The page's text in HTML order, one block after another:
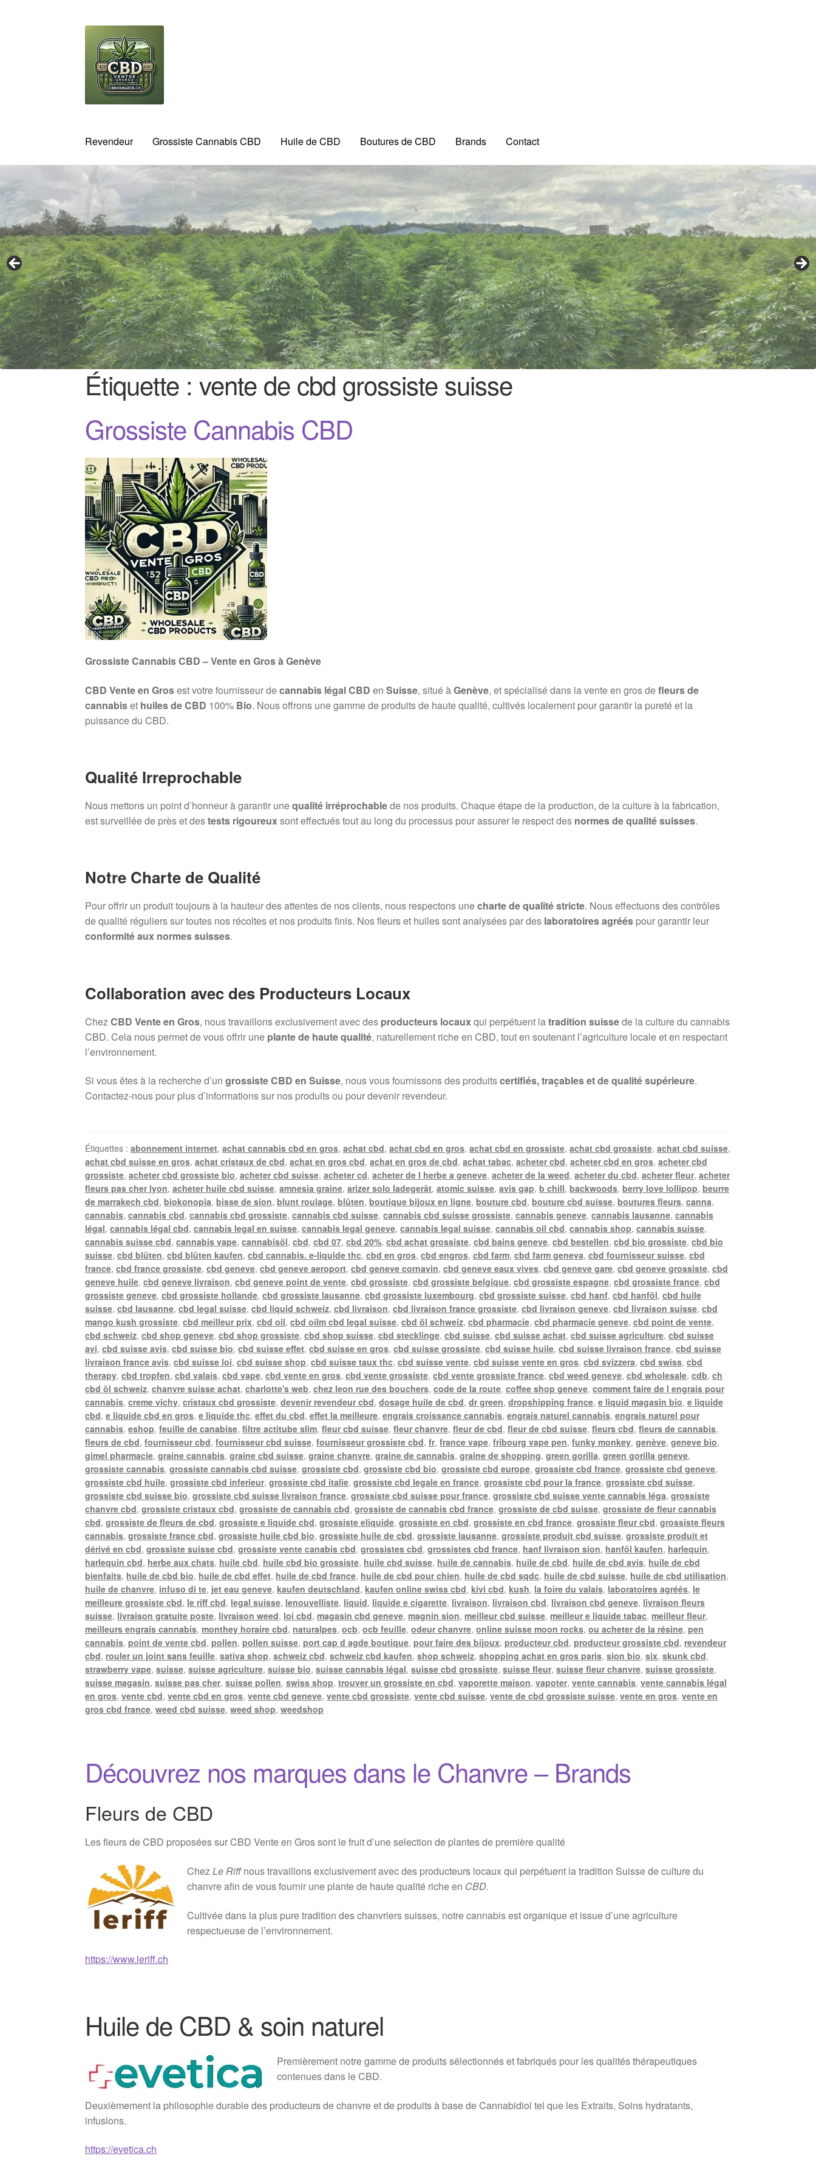
navigation
contenu
Revendeur Grossiste Cannabis CBD Huile de CBD Boutures de CBD Brands Contact
Étiquette :vente de cbd grossiste suisse
Grossiste Cannabis CBD
Grossiste Cannabis CBD – Vente en Gros à Genève
CBD Vente en Grosest votre fournisseur decannabis légal CBD enSuisse, situé àGenève, et spécialisé dans la vente en gros defleurs de
cannabiset huiles de CBD 100% Bio. Nous offrons une gamme de produits de haute qualité, cultivés localement pour garantir la pureté et la
puissance du CBD.
Qualité Irreprochable
Nous mettons un point d’honneur à garantir unequalité irréprochablede nos produits. Chaque étape de la production, de la culture à la fabrication,
est surveillée de près et destests rigoureuxsont effectués tout au long du processus pour assurer le respect des normes de qualité suisses.
Notre Charte de Qualité
Pour offrir un produit toujours à la hauteur des attentes de nos clients, nous respectons unecharte de qualité stricte. Nous effectuons des contrôles
de qualité réguliers sur toutes nos récoltes et nos produits finis. Nos fleurs et huiles sont analysées par des laboratoires agréés pour garantir leur
conformité aux normes suisses.
Collaboration avec des Producteurs Locaux
ChezCBD Vente en Gros, nous travaillons exclusivement avec des producteurs locauxqui perpétuent latradition suissede la culture du cannabis
CBD. Cela nous permet de vous offrir une plante de haute qualité, naturellement riche en CBD, tout en soutenant l’agriculture locale et en respectant
l’environnement.
Si vous êtes à la recherche d’ungrossiste CBD en Suisse, nous vous fournissons des produitscertifiés, traçables et de qualité supérieure.
Contactez-nous pour plus d’informations sur nos produits ou pour devenir revendeur.
Étiquettes :abonnement internet,achat cannabis cbd en gros,achat cbd,achat cbd en gros,achat cbd en grossiste,achat cbd grossiste,achat cbd suisse,
achat cbd suisse en gros,achat cristaux de cbd,achat en gros cbd,achat en gros de cbd,achat tabac,acheter cbd,acheter cbd en gros,acheter cbd
grossiste,acheter cbd grossiste bio,acheter cbd suisse,acheter cd,acheter de l herbe a geneve,acheter de la weed,acheter du cbd,acheter fleur,acheter
fleurs pas cher lyon,acheter huile cbd suisse,amnesia graine,arizer solo ladegerät,atomic suisse,avis gap,b chill,backwoods,berry love lollipop,beurre
de marrakech cbd,biokonopia,bisse de sion,blunt roulage,blüten,boutique bijoux en ligne,bouture cbd,bouture cbd suisse,boutures fleurs,canna,
cannabis,cannabis cbd,cannabis cbd grossiste,cannabis cbd suisse,cannabis cbd suisse grossiste,cannabis geneve,cannabis lausanne,cannabis
légal,cannabis légal cbd,cannabis legal en suisse,cannabis legal geneve,cannabis legal suisse,cannabis oil cbd,cannabis shop,cannabis suisse,
cannabis suisse cbd,cannabis vape,cannabisöl,cbd,cbd 07,cbd 20%,cbd achat grossiste,cbd bains geneve,cbd bestellen,cbd bio grossiste,cbd bio
suisse,cbd blüten,cbd blüten kaufen,cbd cannabis. e-liquide thc,cbd en gros,cbd engros,cbd farm,cbd farm geneva,cbd fournisseur suisse,cbd
france,cbd france grossiste,cbd geneve,cbd geneve aeroport,cbd geneve cornavin,cbd geneve eaux vives,cbd geneve gare,cbd geneve grossiste,cbd
geneve huile,cbd geneve livraison,cbd geneve point de vente,cbd grossiste,cbd grossiste belgique,cbd grossiste espagne,cbd grossiste france,cbd
grossiste geneve,cbd grossiste hollande,cbd grossiste lausanne,cbd grossiste luxembourg,cbd grossiste suisse,cbd hanf,cbd hanföl,cbd huile
suisse,cbd lausanne,cbd legal suisse,cbd liquid schweiz,cbd livraison,cbd livraison france grossiste,cbd livraison geneve,cbd livraison suisse,cbd
mango kush grossiste,cbd meilleur prix,cbd oil,cbd oilm cbd legal suisse,cbd öl schweiz,cbd pharmacie,cbd pharmacie geneve,cbd point de vente,
cbd schweiz,cbd shop geneve,cbd shop grossiste,cbd shop suisse,cbd stecklinge,cbd suisse,cbd suisse achat,cbd suisse agriculture,cbd suisse
avi,cbd suisse avis,cbd suisse bio,cbd suisse effet,cbd suisse en gros,cbd suisse grossiste,cbd suisse huile,cbd suisse livraison france,cbd suisse
livraison france avis,cbd suisse loi,cbd suisse shop,cbd suisse taux thc,cbd suisse vente,cbd suisse vente en gros,cbd svizzera,cbd swiss,cbd
therapy,cbd tropfen,cbd valais,cbd vape,cbd vente en gros,cbd vente grossiste,cbd vente grossiste france,cbd weed geneve,cbd wholesale,cdb,ch
cbd öl schweiz,chanvre suisse achat,charlotte's web,chez leon rue des bouchers,code de la route,coffee shop geneve,comment faire de l engrais pour
cannabis,creme vichy,cristaux cbd grossiste,devenir revendeur cbd,dosage huile de cbd,dr green,dropshipping france,e liquid magasin bio,e liquide
cbd,e liquide cbd en gros,e liquide thc,effet du cbd,effet la meilleure,engrais croissance cannabis,engrais naturel cannabis,engrais naturel pour
cannabis,eshop,feuille de canabise,filtre actitube slim,fleur cbd suisse,fleur chanvre,fleur de cbd,fleur de cbd suisse,fleurs cbd,fleurs de cannabis,
fleurs de cbd,fournisseur cbd,fournisseur cbd suisse,fournisseur grossiste cbd,fr,france vape,fribourg vape pen,funky monkey,genève,geneve bio,
gimel pharmacie,graine cannabis,graine cbd suisse,graine chanvre,graine de cannabis,graine de shopping,green gorilla,green gorilla geneve,
grossiste cannabis,grossiste cannabis cbd suisse,grossiste cbd,grossiste cbd bio,grossiste cbd europe,grossiste cbd france,grossiste cbd geneve,
grossiste cbd huile,grossiste cbd inferieur,grossiste cbd italie,grossiste cbd legale en france,grossiste cbd pour la france,grossiste cbd suisse,
grossiste cbd suisse bio,grossiste cbd suisse livraison france,grossiste cbd suisse pour france,grossiste cbd suisse vente cannabis léga,grossiste
chanvre cbd,grossiste cristaux cbd,grossiste de cannabis cbd,grossiste de cannabis cbd france,grossiste de cbd suisse,grossiste de fleur cannabis
cbd,grossiste de fleurs de cbd,grossiste e liquide cbd,grossiste eliquide,grossiste en cbd,grossiste en cbd france,grossiste fleur cbd,grossiste fleurs
cannabis,grossiste france cbd,grossiste huile cbd bio,grossiste huile de cbd,grossiste lausanne,grossiste produit cbd suisse,grossiste produit et
dérivé en cbd,grossiste suisse cbd,grossiste vente canabis cbd,grossistes cbd,grossistes cbd france, hanf livraison sion, hanföl kaufen, harlequin,
harlequin cbd, herbe aux chats, huile cbd, huile cbd bio grossiste, huile cbd suisse, huile de cannabis, huile de cbd, huile de cbd avis, huile de cbd
bienfaits, huile de cbd bio, huile de cbd effet, huile de cbd france, huile de cbd pour chien, huile de cbd sqdc, huile de cbd suisse, huile de cbd utilisation,
huile de chanvre, infuso di te, jet eau geneve,kaufen deutschland,kaufen online swiss cbd,kivi cbd,kush, la foire du valais, laboratoires agréés, le
meilleure grossiste cbd, le riff cbd, legal suisse, lenouvelliste, liquid, liquide e cigarette, livraison, livraison cbd, livraison cbd geneve, livraison fleurs
suisse, livraison gratuite poste, livraison weed, loi cbd,magasin cbd geneve,magnin sion,meilleur cbd suisse,meilleur e liquide tabac,meilleur fleur,
meilleurs engrais cannabis,monthey horaire cbd, naturalpes,ocb,ocb feuille,odeur chanvre,online suisse moon rocks,ou acheter de la résine,pen
cannabis,point de vente cbd,pollen,pollen suisse,port cap d agde boutique,pour faire des bijoux,producteur cbd,producteur grossiste cbd, revendeur
cbd, rouler un joint sans feuille,sativa shop,schweiz cbd,schweiz cbd kaufen,shop schweiz,shopping achat en gros paris,sion bio,six,skunk cbd,
strawberry vape,suisse,suisse agriculture,suisse bio,suisse cannabis légal,suisse cbd grossiste,suisse fleur,suisse fleur chanvre,suisse grossiste,
suisse magasin,suisse pas cher,suisse pollen,swiss shop,trouver un grossiste en cbd,vaporette maison,vapoter,vente cannabis,vente cannabis légal
en gros,vente cbd,vente cbd en gros,vente cbd geneve,vente cbd grossiste,vente cbd suisse,vente de cbd grossiste suisse,vente en gros,vente en
gros cbd france,weed cbd suisse,weed shop,weedshop
Découvrez nos marques dans le Chanvre – Brands
Fleurs de CBD
Les fleurs de CBD proposées sur CBD Vente en Gros sont le fruit d’une selection de plantes de première qualité
ChezLe Riffnous travaillons exclusivement avec des producteurs locaux qui perpétuent la tradition Suisse de culture du
chanvre afin de vous fournir une plante de haute qualité riche en CBD.
Cultivée dans la plus pure tradition des chanvriers suisses, notre cannabis est organique et issue d’une agriculture
respectueuse de l’environnement.
https://www.leriff.ch
Huile de CBD & soin naturel
Premièrement notre gamme de produits sélectionnés et fabriqués pour les qualités thérapeutiques
contenues dans le CBD.
Deuxièmement la philosophie durable des producteurs de chanvre et de produits à base de Cannabidiol tel que les Extraits, Soins hydratants,
infusions.
https://evetica.ch